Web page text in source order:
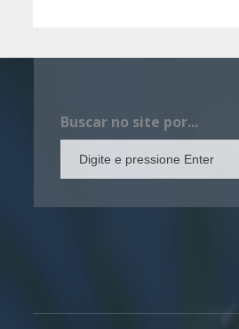
Buscar no site por...